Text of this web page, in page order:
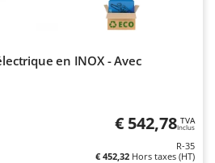
en INOX - Avec
€ 542,78 TVA
Inclus
R-35
€ 452,32 Hors taxes (HT)